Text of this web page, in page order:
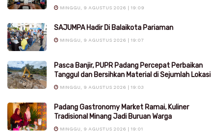
MINGGU, 9 AGUSTUS 2026 | 19:09
SAJUMPA Hadir Di Balaikota Pariaman
MINGGU, 9 AGUSTUS 2026 | 19:07
Pasca Banjir, PUPR Padang Percepat Perbaikan
Tanggul dan Bersihkan Material di Sejumlah Lokasi
MINGGU, 9 AGUSTUS 2026 | 19:03
Padang Gastronomy Market Ramai, Kuliner
Tradisional Minang Jadi Buruan Warga
MINGGU, 9 AGUSTUS 2026 | 19:01